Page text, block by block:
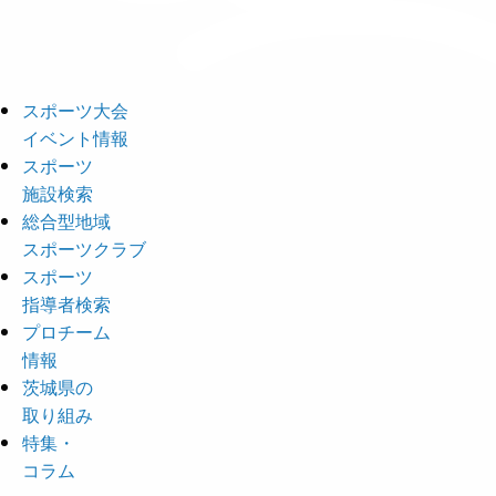
スポーツ大会
イベント情報
スポーツ
施設検索
総合型地域
スポーツクラブ
スポーツ
指導者検索
プロチーム
情報
茨城県の
取り組み
特集・
コラム